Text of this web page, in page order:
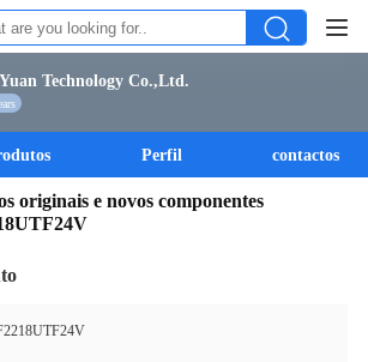
Technology Co.,Ltd.
Perfil contactos
originais e novos componentes